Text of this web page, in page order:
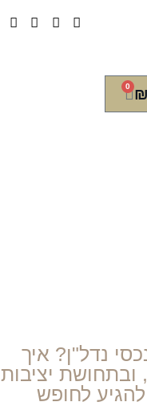
0
נדל"ן? איך
ובתחושת יציבות
לחופש